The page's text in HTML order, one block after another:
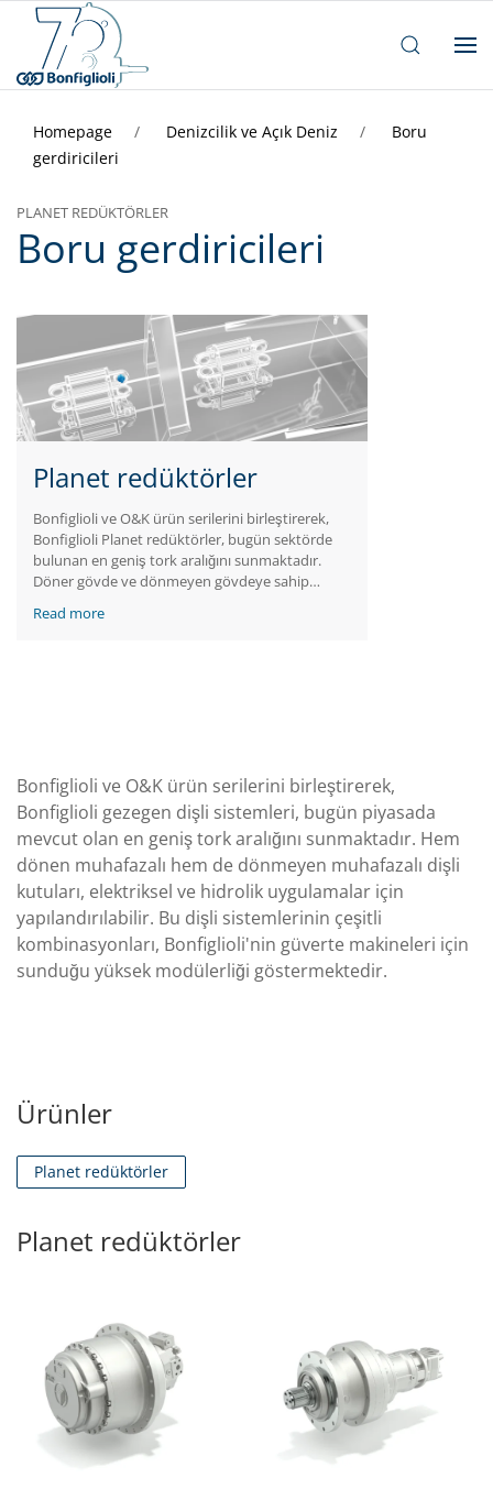
Homepage Denizcilik ve Açık Deniz
Boru
gerdiricileri
PLANET REDÜKTÖRLER
Boru gerdiricileri
Planet redüktörler
Bonfiglioli ve O&K ürün serilerini birleştirerek,
Bonfiglioli Planet redüktörler, bugün sektörde
bulunan en geniş tork aralığını sunmaktadır.
Döner gövde ve dönmeyen gövdeye sahip
uygulamaları için yapılandırılabilir. Bu tahrik
Read more
Bonfiglioli ve O&K ürün serilerini birleştirerek,
Bonfiglioli gezegen dişli sistemleri, bugün piyasada
mevcut olan en geniş tork aralığını sunmaktadır. Hem
dönen muhafazalı hem de dönmeyen muhafazalı dişli
kutuları, elektriksel ve hidrolik uygulamalar için
yapılandırılabilir. Bu dişli sistemlerinin çeşitli
kombinasyonları, Bonfiglioli'nin güverte makineleri için
sunduğu yüksek modülerliği göstermektedir.
Ürünler
Planet redüktörler
Planet redüktörler